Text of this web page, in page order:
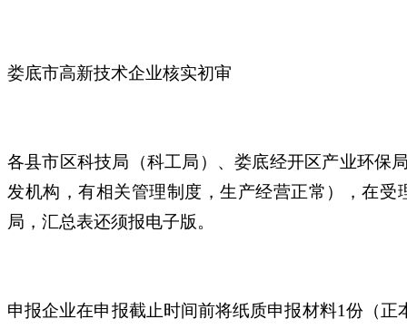
娄底市高新技术企业核实初审
各县市区科技局（科工局）、娄底经开区产业环保
发机构，有相关管理制度，生产经营正常），在
局，汇总表还须报电子版。
申报企业在申报截止时间前将纸质申报材料1份（